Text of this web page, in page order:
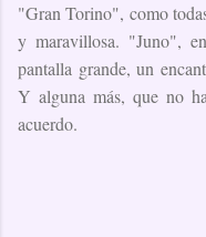
"Gran Torino", como
y maravillosa. "Juno",
pantalla grande, un
Y alguna más, que no
acuerdo.